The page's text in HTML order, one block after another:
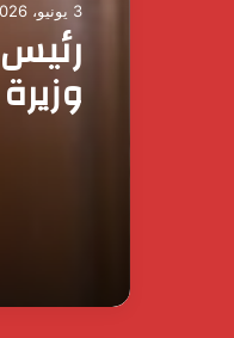
3 يونيو، 2026